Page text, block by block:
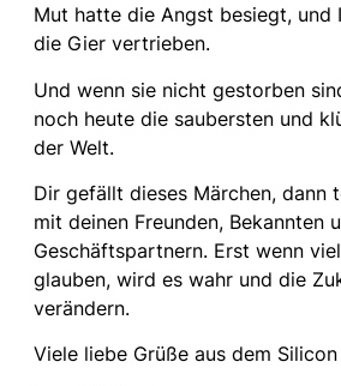
Mut hatte die Angst besiegt, und
die Gier vertrieben.
Und wenn sie nicht gestorben
noch heute die saubersten und
der Welt.
Dir gefällt dieses Märchen, dann
mit deinen Freunden, Bekannten
Geschäftspartnern. Erst wenn
glauben, wird es wahr und die
verändern.
Viele liebe Grüße aus dem